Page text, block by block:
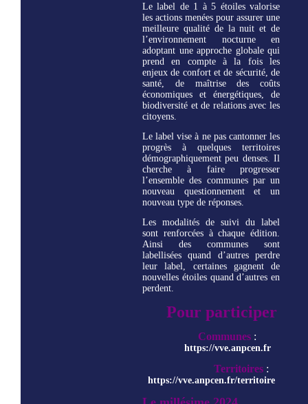
Le label de 1 à 5 étoiles valorise
les actions menées pour assurer une
meilleure qualité de la nuit et de
l’environnement nocturne en
adoptant une approche globale qui
prend en compte à la fois les
enjeux de confort et de sécurité, de
santé, de maîtrise des coûts
économiques et énergétiques, de
biodiversité et de relations avec les
citoyens.
Le label vise à ne pas cantonner les
progrès à quelques territoires
démographiquement peu denses. Il
cherche à faire progresser
l’ensemble des communes par un
nouveau questionnement et un
nouveau type de réponses.
Les modalités de suivi du label
sont renforcées à chaque édition.
Ainsi des communes sont
labellisées quand d’autres perdre
leur label, certaines gagnent de
nouvelles étoiles quand d’autres en
perdent.
Pour participer
Communes :
https://vve.anpcen.fr
Territoires :
https://vve.anpcen.fr/territoire